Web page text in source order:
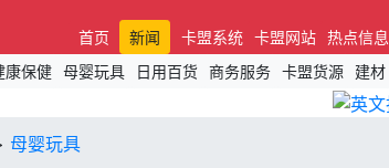
首页 新闻 卡盟系统 卡盟网站 热点信息
康保健 母婴玩具 日用百货 商务服务 卡盟货源 建材
母婴玩具